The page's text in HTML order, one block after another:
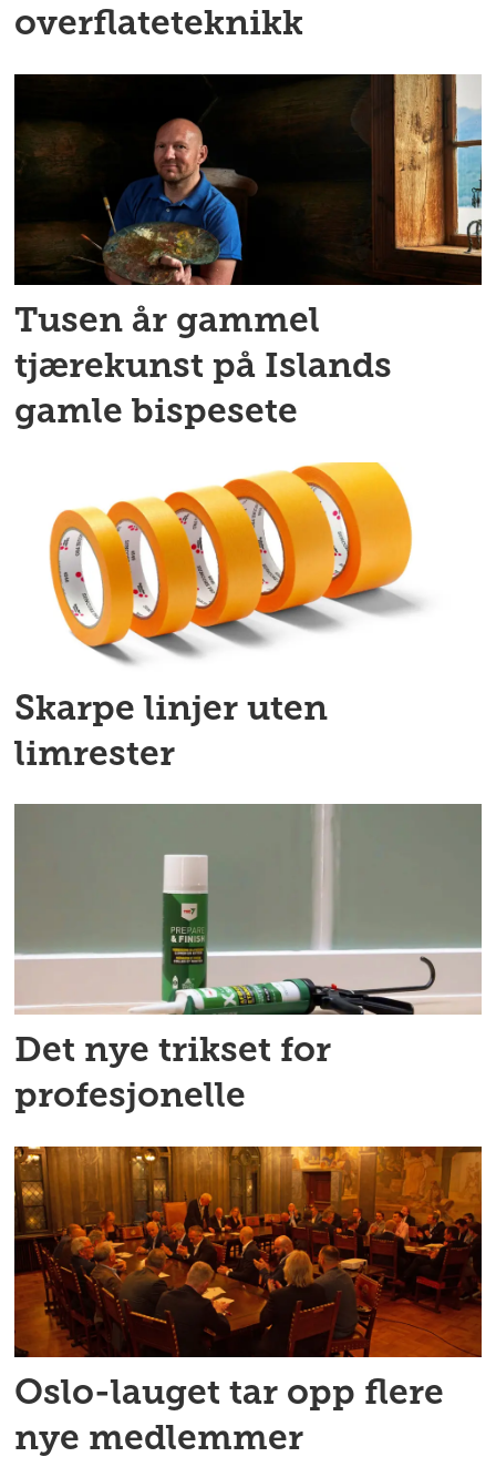
overflateteknikk
Tusen år gammel
tjærekunst på Islands
gamle bispesete
Skarpe linjer uten
limrester
Det nye trikset for
profesjonelle
Oslo-lauget tar opp flere
nye medlemmer